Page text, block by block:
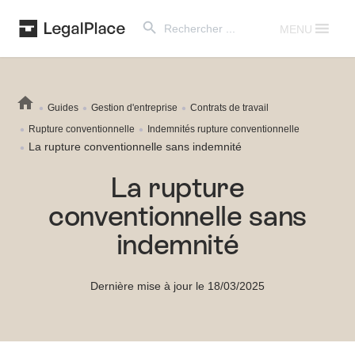
for:
MENU
Guides Gestion d'entreprise
Contrats de travail
Rupture conventionnelle
Indemnités rupture conventionnelle
La rupture conventionnelle sans indemnité
La rupture
conventionnelle sans
indemnité
Dernière mise à jour le 18/03/2025